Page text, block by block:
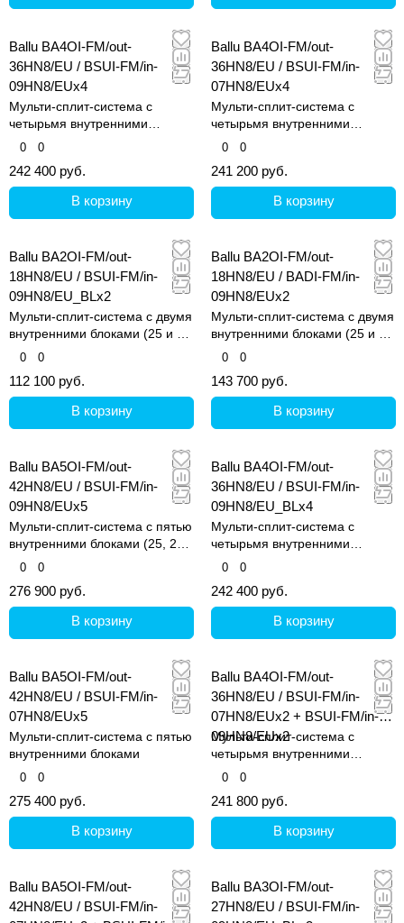
Ballu BA4OI-FM/out-
36HN8/EU / BSUI-FM/in-
09HN8/EUx4
Мульти-сплит-система с
четырьмя внутренними
блоками (25, 25, 25 и 25 кв.м)
0 0
242 400 руб.
В корзину
Ballu BA4OI-FM/out-
36HN8/EU / BSUI-FM/in-
07HN8/EUx4
Мульти-сплит-система с
четырьмя внутренними
блоками
0 0
241 200 руб.
В корзину
Ballu BA2OI-FM/out-
18HN8/EU / BSUI-FM/in-
09HN8/EU_BLx2
Мульти-сплит-система с двумя
внутренними блоками (25 и 25
кв.м)
0 0
112 100 руб.
В корзину
Ballu BA2OI-FM/out-
18HN8/EU / BADI-FM/in-
09HN8/EUx2
Мульти-сплит-система с двумя
внутренними блоками (25 и 25
кв.м)
0 0
143 700 руб.
В корзину
Ballu BA5OI-FM/out-
42HN8/EU / BSUI-FM/in-
09HN8/EUx5
Мульти-сплит-система с пятью
внутренними блоками (25, 25,
25, 25 и 25 кв.м)
0 0
276 900 руб.
В корзину
Ballu BA4OI-FM/out-
36HN8/EU / BSUI-FM/in-
09HN8/EU_BLx4
Мульти-сплит-система с
четырьмя внутренними
блоками (25, 25, 25 и 25 кв.м)
0 0
242 400 руб.
В корзину
Ballu BA5OI-FM/out-
42HN8/EU / BSUI-FM/in-
07HN8/EUx5
Мульти-сплит-система с пятью
внутренними блоками
0 0
275 400 руб.
В корзину
Ballu BA4OI-FM/out-
36HN8/EU / BSUI-FM/in-
07HN8/EUx2 + BSUI-FM/in-
09HN8/EUx2
Мульти-сплит-система с
четырьмя внутренними
блоками
0 0
241 800 руб.
В корзину
Ballu BA5OI-FM/out-
42HN8/EU / BSUI-FM/in-
Ballu BA3OI-FM/out-
27HN8/EU / BSUI-FM/in-